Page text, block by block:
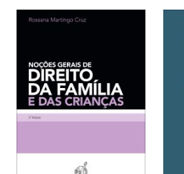
40,90 €.36,81 €.
ADICIONAR